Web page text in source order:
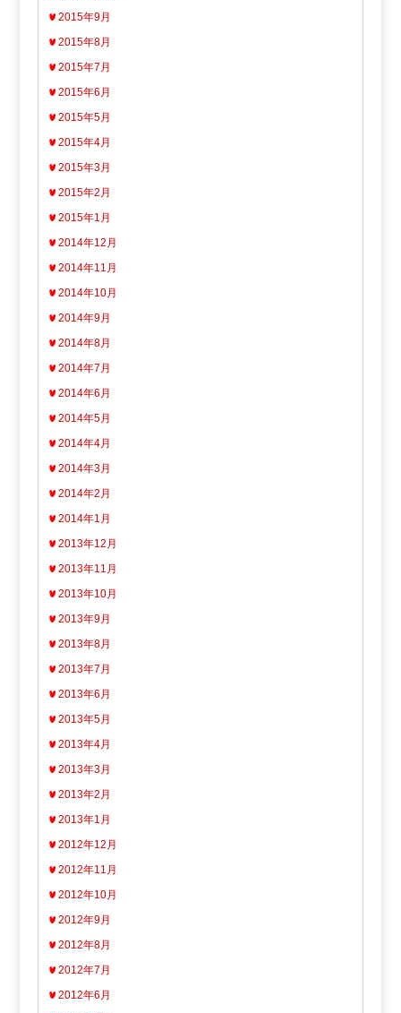
2015年9月
2015年8月
2015年7月
2015年6月
2015年5月
2015年4月
2015年3月
2015年2月
2015年1月
2014年12月
2014年11月
2014年10月
2014年9月
2014年8月
2014年7月
2014年6月
2014年5月
2014年4月
2014年3月
2014年2月
2014年1月
2013年12月
2013年11月
2013年10月
2013年9月
2013年8月
2013年7月
2013年6月
2013年5月
2013年4月
2013年3月
2013年2月
2013年1月
2012年12月
2012年11月
2012年10月
2012年9月
2012年8月
2012年7月
2012年6月